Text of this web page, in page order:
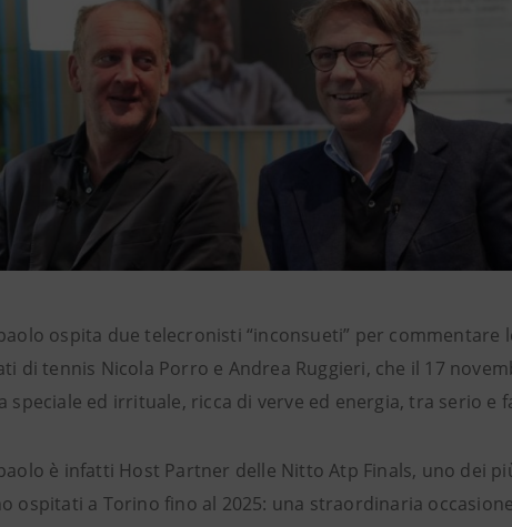
ospita due telecronisti “inconsueti” per commentare
di tennis Nicola Porro e Andrea Ruggieri, che il 17
speciale ed irrituale, ricca di verve ed energia, tra serio e
è infatti Host Partner delle Nitto Atp Finals, uno dei
ospitati a Torino fino al 2025: una straordinaria